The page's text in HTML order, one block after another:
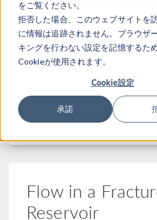
をご覧ください。
拒否した場合、このウェブサイトを
に情報は追跡されません。ブラウザ
キングを行わない設定を記憶するた
Cookieが使用されます。
Cookie設定
承諾
分野でフィルター
フィルター
Flow in a
Reservoir